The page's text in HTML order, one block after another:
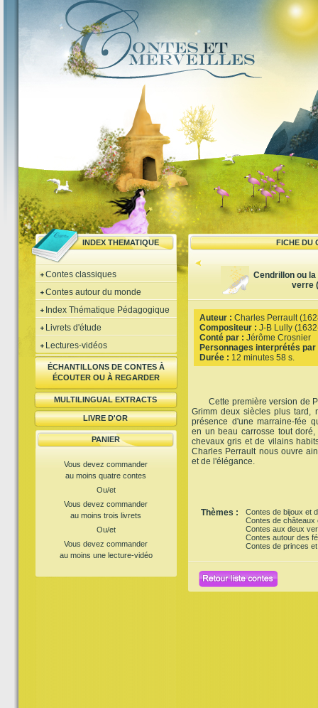
INDEX THEMATIQUE FICHE DU
Contes classiques
Contes autour du monde
Index Thématique Pédagogique
Livrets d'étude
Lectures-vidéos
ÉCHANTILLONS DE CONTES À
ÉCOUTER OU À REGARDER
MULTILINGUAL EXTRACTS
LIVRE D'OR
PANIER
Vous devez commander
au moins quatre contes
Ou/et
Vous devez commander
au moins trois livrets
Ou/et
Vous devez commander
au moins une lecture-vidéo
Cendrillon ou
verre
Auteur : Charles Perrault
Compositeur : J-B Lully
Conté par : Jérôme Crosnier
Personnages interprétés par
Durée : 12 minutes 58 s.
Cette première version de
Grimm deux siècles plus tard,
présence d'une marraine-fée
en un beau carrosse tout
chevaux gris et de vilains
Charles Perrault nous ouvre
et de l'élégance.
Thèmes :
Contes de bijoux et
Contes de châteaux
Contes aux deux
Contes autour des
Contes de princes